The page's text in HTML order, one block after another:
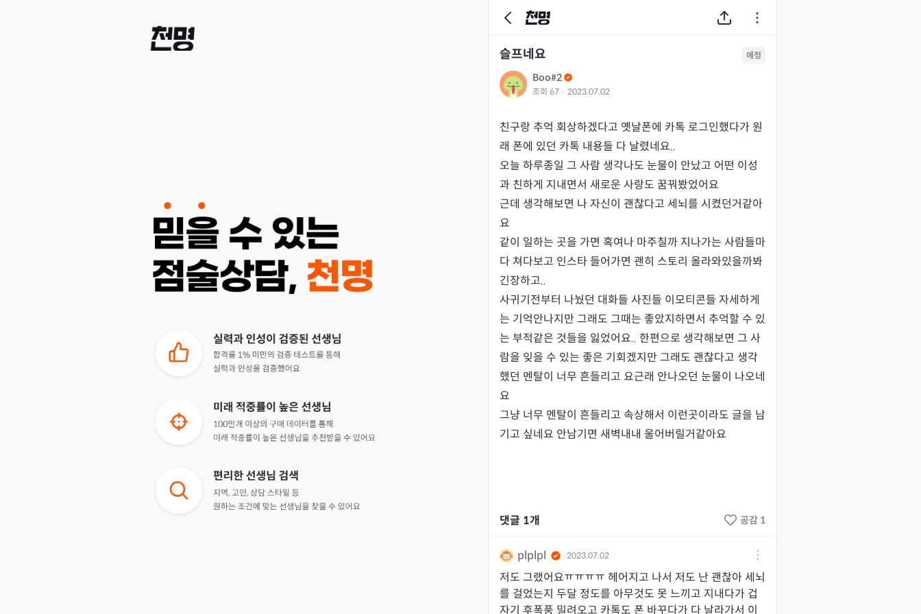
슬프네요 애정
Boo#2
조회 67 · 2023.07.02
친구랑 추억 회상하겠다고 옛날폰에 카톡 로그인했다가 원
래 폰에 있던 카톡 내용들 다 날렸네요..
오늘 하루종일 그 사람 생각나도 눈물이 안났고 어떤 이성
과 친하게 지내면서 새로운 사랑도 꿈꿔봤었어요
근데 생각해보면 나 자신이 괜찮다고 세뇌를 시켰던거같아
요
같이 일하는 곳을 가면 혹여나 마주칠까 지나가는 사람들마
다 쳐다보고 인스타 들어가면 괜히 스토리 올라와있을까봐
긴장하고..
사귀기전부터 나눴던 대화들 사진들 이모티콘들 자세하게
는 기억안나지만 그래도 그때는 좋았지하면서 추억할 수 있
는 부적같은 것들을 잃었어요.. 한편으로 생각해보면 그 사
람을 잊을 수 있는 좋은 기회겠지만 그래도 괜찮다고 생각
했던 멘탈이 너무 흔들리고 요근래 안나오던 눈물이 나오네
요
그냥 너무 멘탈이 흔들리고 속상해서 이런곳이라도 글을 남
기고 싶네요 안남기면 새벽내내 울어버릴거같아요
댓글 1개 공감 1
plplpl 2023.07.02
저도 그랬어요ㅠㅠㅠㅠ 헤어지고 나서 저도 난 괜찮아 세뇌
를 걸었는지 두달 정도를 아무것도 못 느끼고 지내다가 겁
자기 후폭풍 밀려오고 카톡도 폰 바꾸다가 다 날라가서 이